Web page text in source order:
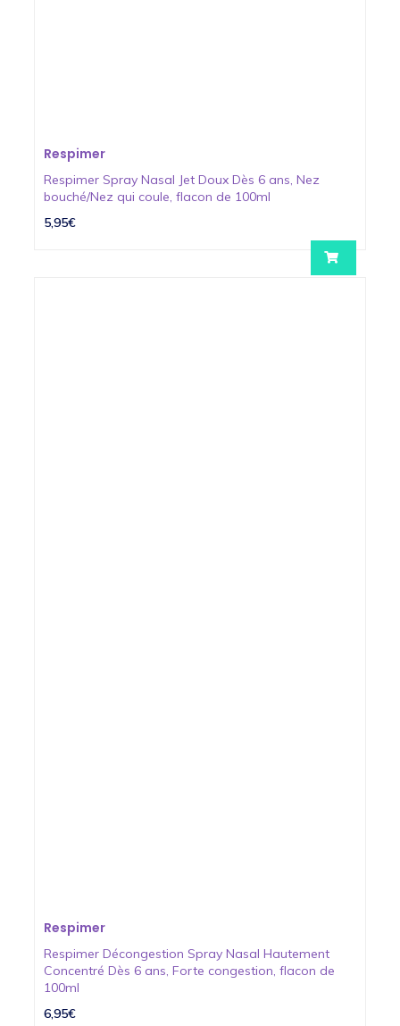
Respimer
Respimer Spray Nasal Jet Doux Dès 6 ans, Nez
bouché/Nez qui coule, flacon de 100ml
5,95€
Respimer
Respimer Décongestion Spray Nasal Hautement
Concentré Dès 6 ans, Forte congestion, flacon de
100ml
6,95€